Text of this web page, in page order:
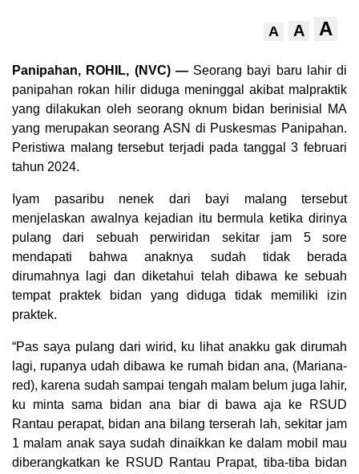
A A A
Panipahan, ROHIL, (NVC) —Seorang bayi baru lahir di
panipahan rokan hilir diduga meninggal akibat malpraktik
yang dilakukan oleh seorang oknum bidan berinisial MA
yang merupakan seorang ASN di Puskesmas Panipahan.
Peristiwa malang tersebut terjadi pada tanggal 3 februari
tahun 2024.
Iyam pasaribu nenek dari bayi malang tersebut
menjelaskan awalnya kejadian itu bermula ketika dirinya
pulang dari sebuah perwiridan sekitar jam 5 sore
mendapati bahwa anaknya sudah tidak berada
dirumahnya lagi dan diketahui telah dibawa ke sebuah
tempat praktek bidan yang diduga tidak memiliki izin
praktek.
“Pas saya pulang dari wirid, ku lihat anakku gak dirumah
lagi, rupanya udah dibawa ke rumah bidan ana, (Mariana-
red), karena sudah sampai tengah malam belum juga lahir,
ku minta sama bidan ana biar di bawa aja ke RSUD
Rantau perapat, bidan ana bilang terserah lah, sekitar jam
1 malam anak saya sudah dinaikkan ke dalam mobil mau
diberangkatkan ke RSUD Rantau Prapat, tiba-tiba bidan